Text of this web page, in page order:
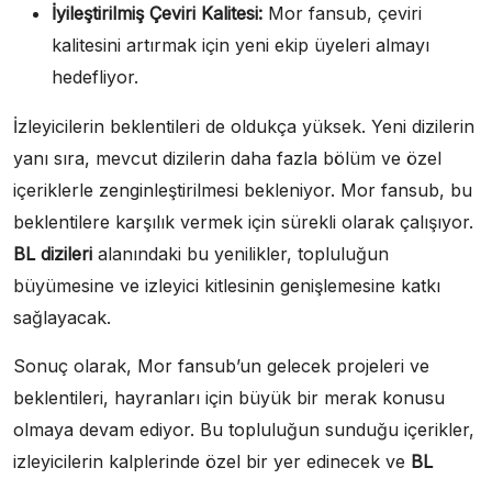
İyileştirilmiş Çeviri Kalitesi: Mor fansub, çeviri
kalitesini artırmak için yeni ekip üyeleri almayı
hedefliyor.
İzleyicilerin beklentileri de oldukça yüksek. Yeni dizilerin
yanı sıra, mevcut dizilerin daha fazla bölüm ve özel
içeriklerle zenginleştirilmesi bekleniyor. Mor fansub, bu
beklentilere karşılık vermek için sürekli olarak çalışıyor.
BL dizileri alanındaki bu yenilikler, topluluğun
büyümesine ve izleyici kitlesinin genişlemesine katkı
sağlayacak.
Sonuç olarak, Mor fansub’un gelecek projeleri ve
beklentileri, hayranları için büyük bir merak konusu
olmaya devam ediyor. Bu topluluğun sunduğu içerikler,
izleyicilerin kalplerinde özel bir yer edinecek ve BL